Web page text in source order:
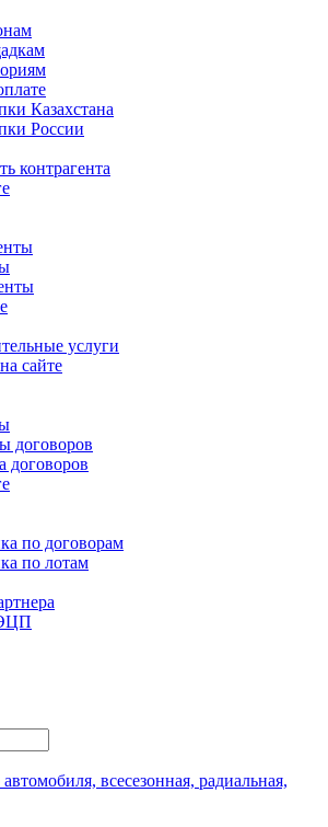
Казахстана
России
контрагента
услуги
сайте
договоров
договоров
по договорам
по лотам
всесезонная, радиальная,